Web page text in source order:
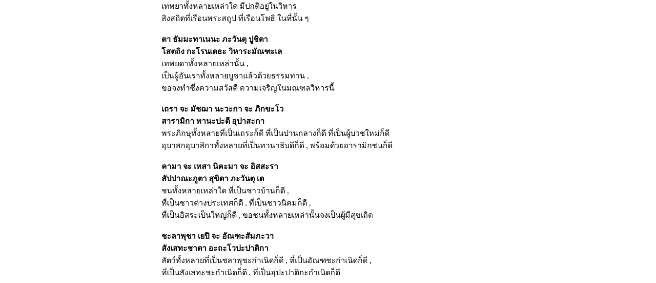
เทพยาทั้งหลายเหล่าใด มีปกติอยู่ในวิหาร
สิงสถิตที่เรือนพระสถูป ที่เรือนโพธิ ในที่นั้น ๆ
ตา ธัมมะทาเนนะ ภะวันตุ ปูชิตา
โสตถิง กะโรนเตธะ วิหาระมัณฑะเล
เทพยดาทั้งหลายเหล่านั้น ,
เป็นผู้อันเราทั้งหลายบูชาแล้วด้วยธรรมทาน ,
ขอจงทำซึ่งความสวัสดี ความเจริญในมณฑลวิหารนี้
เถรา จะ มัชฌา นะวะกา จะ ภิกขะโว
สารามิกา ทานะปะตี อุปาสะกา
พระภิกษุทั้งหลายที่เป็นเถระก็ดี ที่เป็นปานกลางก็ดี ที่เป็นผู้บวชใหม่ก็ดี
อุบาสกอุบาสิกาทั้งหลายที่เป็นทานาธิบดีก็ดี , พร้อมด้วยอารามิกชนก็ดี
คามา จะ เทสา นิคะมา จะ อิสสะรา
สัปปาณะภูตา สุขิตา ภะวันตุ เต
ชนทั้งหลายเหล่าใด ที่เป็นชาวบ้านก็ดี ,
ที่เป็นชาวต่างประเทศก็ดี , ที่เป็นชาวนิคมก็ดี ,
ที่เป็นอิสระเป็นใหญ่ก็ดี , ขอชนทั้งหลายเหล่านั้นจงเป็นผู้มีสุขเถิด
ชะลาพุชา เยปิ จะ อัณฑะสัมภะวา
สังเสทะชาตา อะถะโวปะปาติกา
สัตว์ทั้งหลายที่เป็นชลาพุชะกำเนิดก็ดี , ที่เป็นอัณฑชะกำเนิดก็ดี ,
ที่เป็นสังเสทะชะกำเนิดก็ดี , ที่เป็นอุปะปาติกะกำเนิดก็ดี